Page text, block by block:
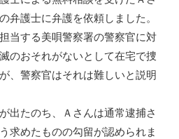
弁護士に弁護を依頼しました。
当する美唄警察署の警察官に対
のおそれがないとして在宅で捜
、警察官はそれは難しいと説明
出たのち、Ａさんは通常逮捕さ
求めたものの勾留が認められま